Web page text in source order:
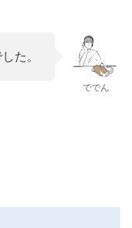
た。
ででん